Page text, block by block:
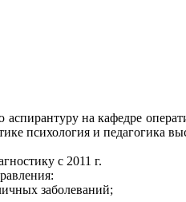
на кафедре
психология и педагогика
с 2011 г.
заболеваний;